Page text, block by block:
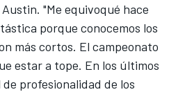
"Me equivoqué hace
porque conocemos los
más cortos. El campeonato
estar a tope. En los últimos
profesionalidad de los